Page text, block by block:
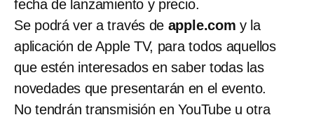
fecha de lanzamiento y precio.
Se podrá ver a través de apple.comy la
aplicación de Apple TV, para todos aquellos
que estén interesados en saber todas las
novedades que presentarán en el evento.
No tendrán transmisión en YouTube u otra